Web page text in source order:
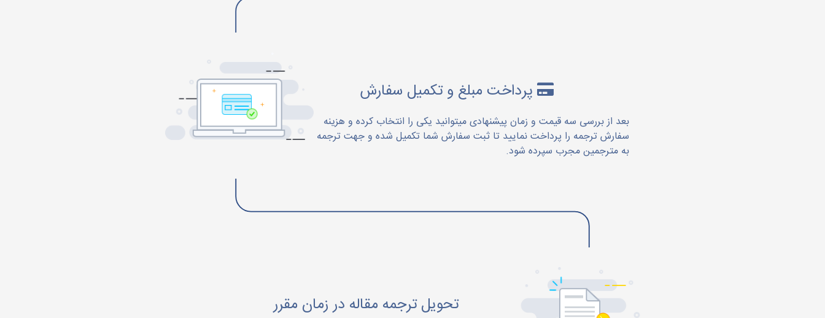
پرداخت مبلغ و تکمیل سفارش
بعد از بررسی سه قیمت و زمان پیشنهادی میتوانید یکی را انتخاب کرده و هزینه
سفارش ترجمه را پرداخت نمایید تا ثبت سفارش شما تکمیل شده و جهت ترجمه
به مترجمین مجرب سپرده شود.
تحویل ترجمه مقاله در زمان مقرر